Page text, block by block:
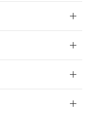
"個人情報
る法人を
証明書
）
証明す
テル類４
間は出